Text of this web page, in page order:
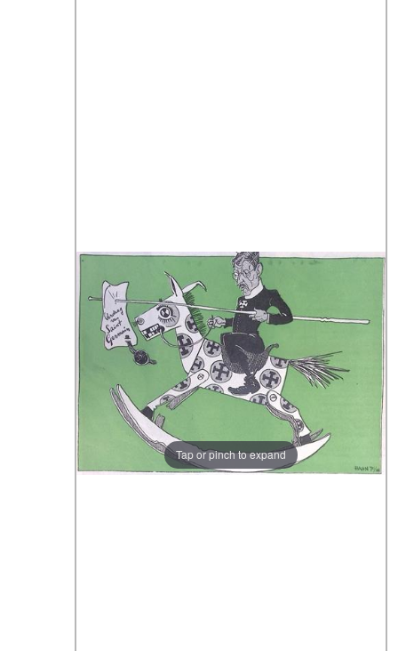
Tap or pinch to expand